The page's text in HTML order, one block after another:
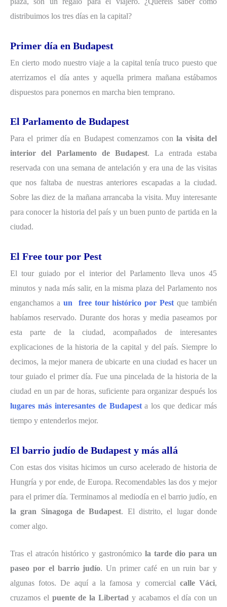
distribuimos los tres días en la capital?
Primer día en Budapest
En cierto modo nuestro viaje a la capital tenía truco puesto que
aterrizamos el día antes y aquella primera mañana estábamos
dispuestos para ponernos en marcha bien temprano.
El Parlamento de Budapest
Para el primer día en Budapest comenzamos conla visita del
interior del Parlamento de Budapest. La entrada estaba
reservada con una semana de antelación y era una de las visitas
que nos faltaba de nuestras anteriores escapadas a la ciudad.
Sobre las diez de la mañana arrancaba la visita. Muy interesante
para conocer la historia del país y un buen punto de partida en la
ciudad.
El Free tour por Pest
El tour guiado por el interior del Parlamento lleva unos 45
minutos y nada más salir, en la misma plaza del Parlamento nos
enganchamos a un free tour histórico porPest que también
habíamos reservado. Durante dos horas y media paseamos por
esta parte de la ciudad, acompañados de interesantes
explicaciones de la historia de la capital y del país. Siempre lo
decimos, la mejor manera de ubicarte en una ciudad es hacer un
tour guiado el primer día. Fue una pincelada de la historia de la
ciudad en un par de horas, suficiente para organizar después los
lugares más interesantes de Budapesta los que dedicar más
tiempo y entenderlos mejor.
El barrio judío de Budapest y más allá
Con estas dos visitas hicimos un curso acelerado de historia de
Hungría y por ende, de Europa. Recomendables las dos y mejor
para el primer día. Terminamos al mediodía en el barrio judío, en
la gran Sinagoga de Budapest. El distrito, el lugar donde
comer algo.
Tras el atracón histórico y gastronómico la tarde dio para un
paseo por el barrio judío. Un primer café en un ruin bar y
algunas fotos. De aquí a la famosa y comercial calle Váci,
cruzamos el puente de la Libertad y acabamos el día con un